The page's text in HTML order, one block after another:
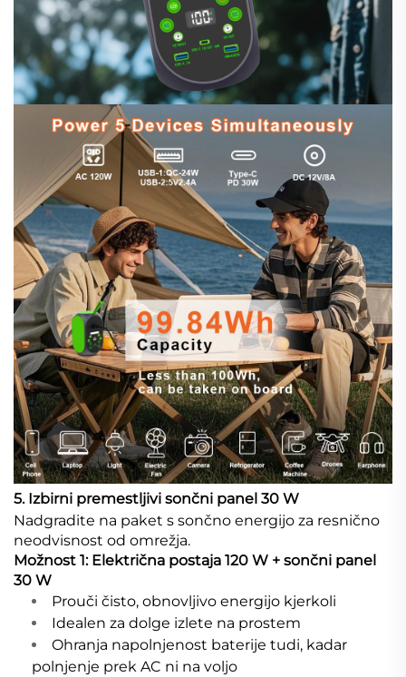
5. Izbirni premestljivi sončni panel 30 W
Nadgradite na paket s sončno energijo za resnično
neodvisnost od omrežja.
Možnost 1: Električna postaja 120 W + sončni panel
30 W
Prouči čisto, obnovljivo energijo kjerkoli
Idealen za dolge izlete na prostem
Ohranja napolnjenost baterije tudi, kadar
polnjenje prek AC ni na voljo